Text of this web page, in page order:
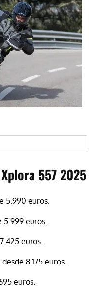
557 2025
5.990 euros.
5.999 euros.
euros.
8.175 euros.
euros.